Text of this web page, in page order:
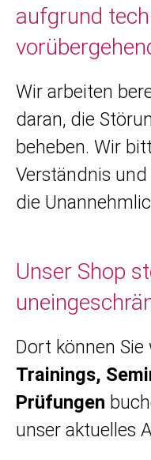
aufgrund
Wir arbeiten
daran, die
beheben. Wir
Verständnis
die
Unser Shop
Dort können
Trainings,
Prüfungen
unser aktuelles